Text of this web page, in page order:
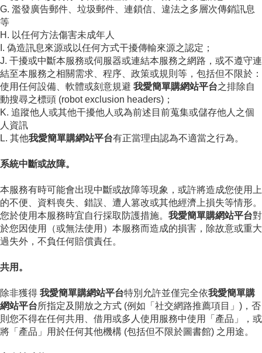
G. 濫發廣告郵件、垃圾郵件、連鎖信、違法之多層次傳銷訊息
等
H. 以任何方法傷害未成年人
I. 偽造訊息來源或以任何方式干擾傳輸來源之認定；
J. 干擾或中斷本服務或伺服器或連結本服務之網路，或不遵守連
結至本服務之相關需求、程序、政策或規則等，包括但不限於：
使用任何設備、軟體或刻意規避 我愛簡單購網站平台之排除自
動搜尋之標頭 (robot exclusion headers)；
K. 追蹤他人或其他干擾他人或為前述目前蒐集或儲存他人之個
人資訊
L. 其他我愛簡單購網站平台有正當理由認為不適當之行為。
系統中斷或故障。
本服務有時可能會出現中斷或故障等現象，或許將造成您使用上
的不便、資料喪失、錯誤、遭人篡改或其他經濟上損失等情形。
您於使用本服務時宜自行採取防護措施。 我愛簡單購網站平台對
於您因使用（或無法使用）本服務而造成的損害，除故意或重大
過失外，不負任何賠償責任。
共用。
除非獲得 我愛簡單購網站平台特別允許並僅完全依我愛簡單購
網站平台所指定及開放之方式 (例如「社交網路推薦項目」)，否
則您不得在任何共用、借用或多人使用服務中使用「產品」，或
將「產品」用於任何其他機構 (包括但不限於圖書館) 之用途。